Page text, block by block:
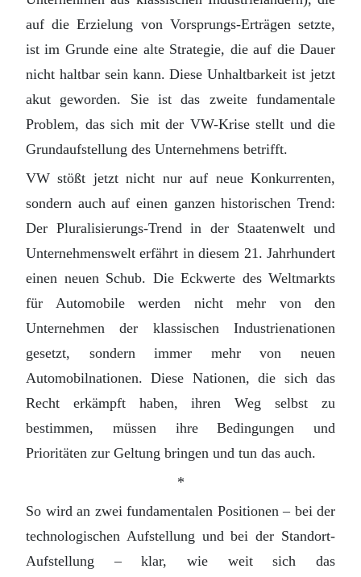
auf die Erzielung von Vorsprungs-Erträgen setzte,
ist im Grunde eine alte Strategie, die auf die Dauer
nicht haltbar sein kann. Diese Unhaltbarkeit ist jetzt
akut geworden. Sie ist das zweite fundamentale
Problem, das sich mit der VW-Krise stellt und die
Grundaufstellung des Unternehmens betrifft.
VW stößt jetzt nicht nur auf neue Konkurrenten,
sondern auch auf einen ganzen historischen Trend:
Der Pluralisierungs-Trend in der Staatenwelt und
Unternehmenswelt erfährt in diesem 21. Jahrhundert
einen neuen Schub. Die Eckwerte des Weltmarkts
für Automobile werden nicht mehr von den
Unternehmen der klassischen Industrienationen
gesetzt, sondern immer mehr von neuen
Automobilnationen. Diese Nationen, die sich das
Recht erkämpft haben, ihren Weg selbst zu
bestimmen, müssen ihre Bedingungen und
Prioritäten zur Geltung bringen und tun das auch.
*
So wird an zwei fundamentalen Positionen – bei der
technologischen Aufstellung und bei der Standort-
Aufstellung – klar, wie weit sich das